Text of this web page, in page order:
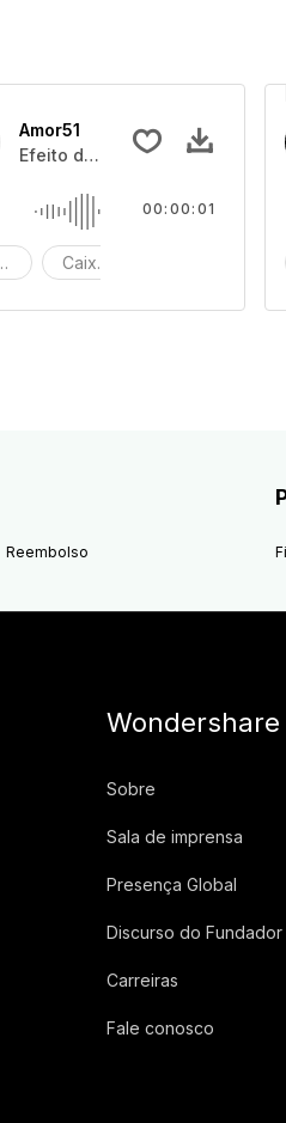
Amor51
Efeito de som de caixa de
Caixa de brinquedos
00:00:01
Reembolso
Wondershare
Sobre
Sala de imprensa
Presença Global
Discurso do Fundador
Carreiras
Fale conosco